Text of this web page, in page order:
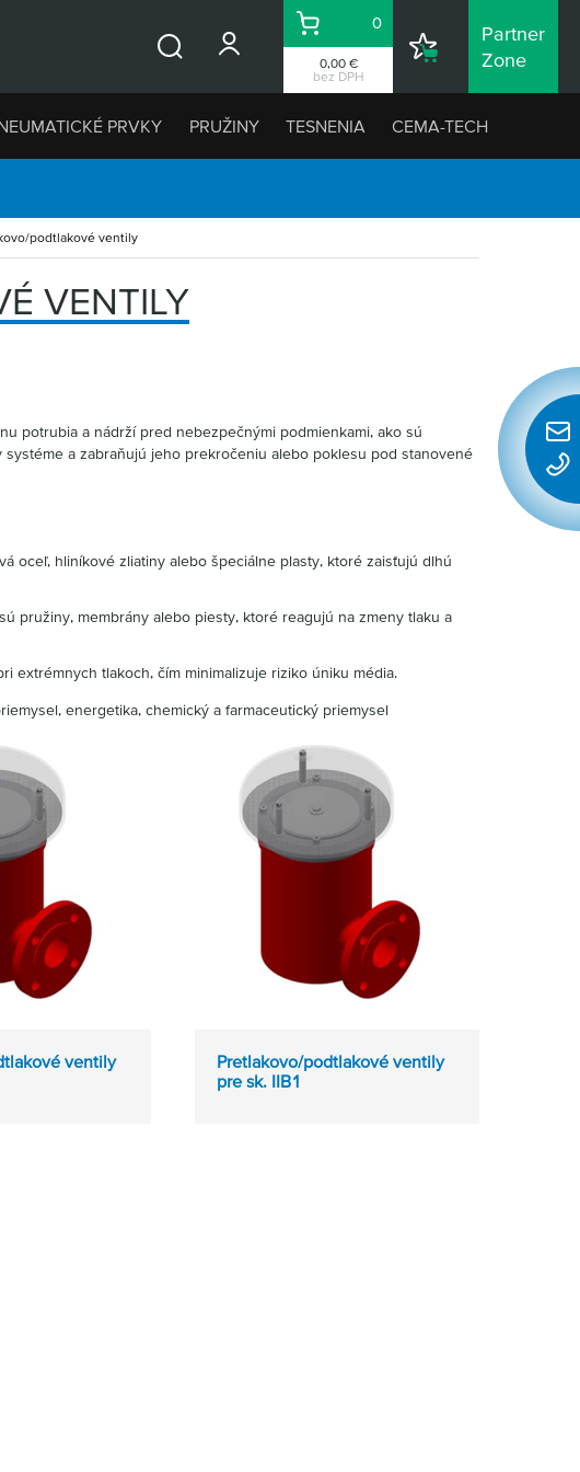
0,00 €
bez DPH
Košík
0
Nákupný
Partner
Zone
PRVKY PRUŽINY TESNENIA CEMA-TECH
podtlakové ventily
VENTILY
potrubia a nádrží pred nebezpečnými podmienkami, ako sú
a zabraňujú jeho prekročeniu alebo poklesu pod stanovené
oceľ, hliníkové zliatiny alebo špeciálne plasty, ktoré zaisťujú dlhú
pružiny, membrány alebo piesty, ktoré reagujú na zmeny tlaku a
extrémnych tlakoch, čím minimalizuje riziko úniku média.
energetika, chemický a farmaceutický priemysel
ventily
Pretlakovo/podtlakové ventily
pre sk. IIB1